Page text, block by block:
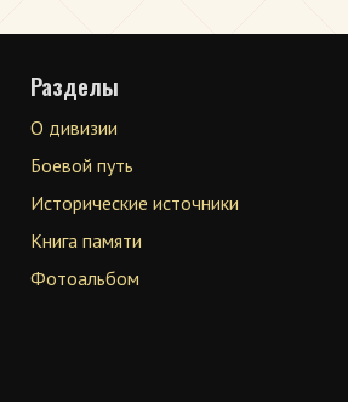
Разделы
О дивизии
Боевой путь
Исторические источники
Книга памяти
Фотоальбом